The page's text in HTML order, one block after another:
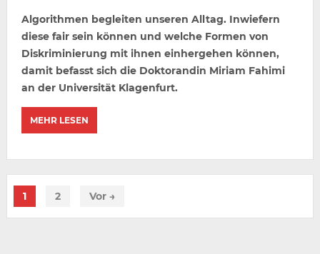
Algorithmen begleiten unseren Alltag. Inwiefern
diese fair sein können und welche Formen von
Diskriminierung mit ihnen einhergehen können,
damit befasst sich die Doktorandin Miriam Fahimi
an der Universität Klagenfurt.
MEHR LESEN
1 2 Vor →